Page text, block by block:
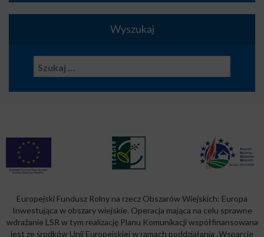
Wyszukaj
Europejski Fundusz Rolny na rzecz Obszarów Wiejskich: Europa
Inwestująca w obszary wiejskie. Operacja mająca na celu sprawne
wdrażanie LSR w tym realizację Planu Komunikacji współfinansowana
jest ze środków Unii Europejskiej w ramach poddziałania „Wsparcie